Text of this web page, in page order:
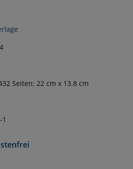
Seiten; 22 cm x 13.8 cm